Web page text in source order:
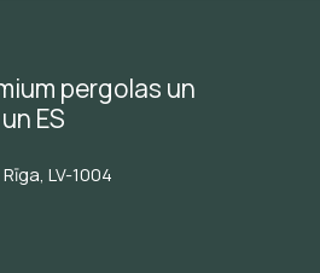
pergolas un
un ES
LV-1004